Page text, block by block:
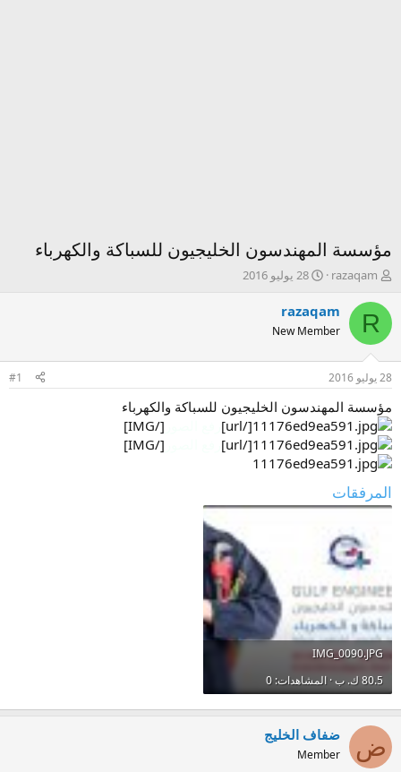
مؤسسة المهندسون الخليجيون للسباكة والكهرباء
ك
ت
ب
و
ض
و
ع
razaqam
ت
ر
خ
إ
ن
ش
ا
ء
28 يوليو 2016
R
razaqam
New Member
28 يوليو 2016 #1
مؤسسة المهندسون الخليجيون للسباكة والكهرباء
[/url]
[/IMG]
[/url]
[/IMG]
المرفقات
IMG_0090.JPG
80.5 ك. ب · المشاهدات: 0
ض ضفاف الخليج
Member